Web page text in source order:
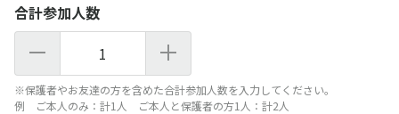
合計参加人数
1
※保護者やお友達の方を含めた合計参加人数を入力してください。
例 ご本人のみ：計1人 ご本人と保護者の方1人：計2人